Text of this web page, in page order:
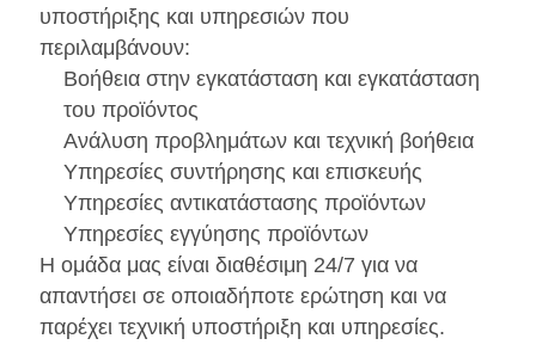
υποστήριξης και υπηρεσιών που
περιλαμβάνουν:
Βοήθεια στην εγκατάσταση και εγκατάσταση
του προϊόντος
Ανάλυση προβλημάτων και τεχνική βοήθεια
Υπηρεσίες συντήρησης και επισκευής
Υπηρεσίες αντικατάστασης προϊόντων
Υπηρεσίες εγγύησης προϊόντων
Η ομάδα μας είναι διαθέσιμη 24/7 για να
απαντήσει σε οποιαδήποτε ερώτηση και να
παρέχει τεχνική υποστήριξη και υπηρεσίες.